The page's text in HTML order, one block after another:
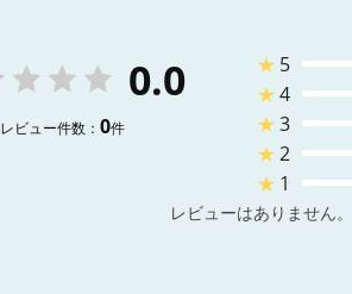
0.0
レビュー件数： 0件
★ 5
★4
★3
★2
★ 1
レビューはありません。